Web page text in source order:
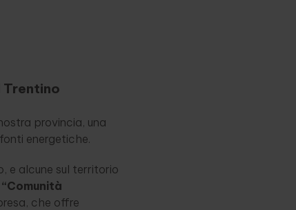
Trentino
provincia, una
energetiche.
e alcune sul territorio
“Comunità
che offre